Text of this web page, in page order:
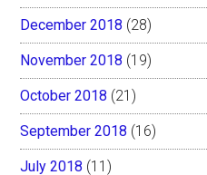
December 2018 (28)
November 2018 (19)
October 2018 (21)
September 2018 (16)
July 2018 (11)